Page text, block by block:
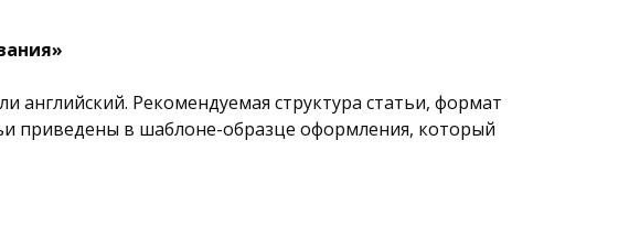
английский. Рекомендуемая структура статьи, формат
приведены в шаблоне-образце оформления, который